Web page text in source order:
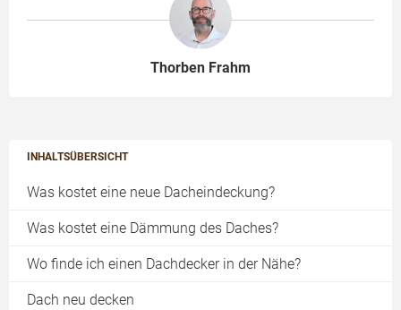
INHALTSÜBERSICHT
Was kostet eine neue Dacheindeckung?
Was kostet eine Dämmung des Daches?
Wo finde ich einen Dachdecker in der Nähe?
Dach neu decken
Thorben Frahm